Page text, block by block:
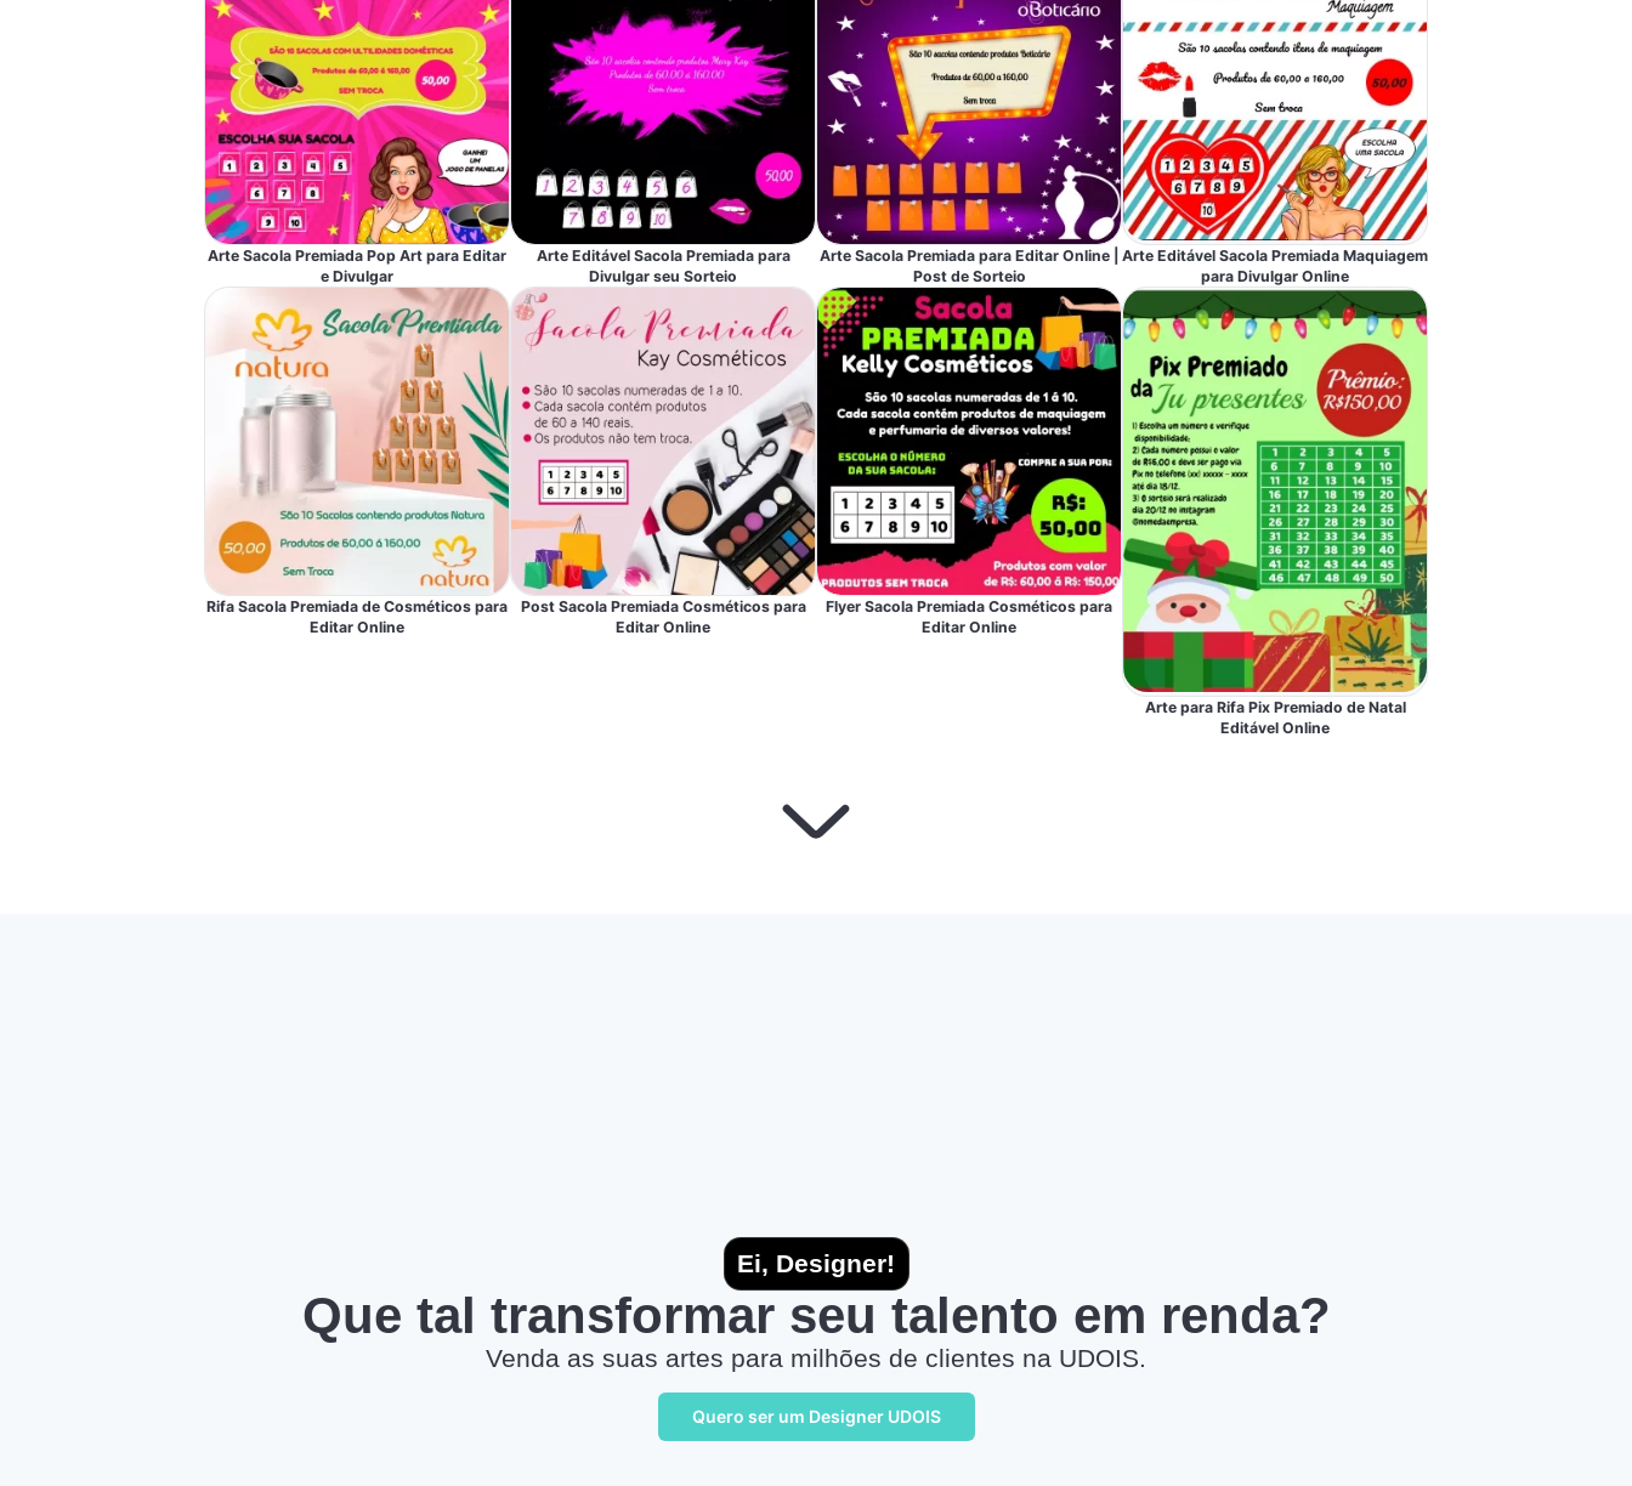
Arte Sacola Premiada Pop Art para Editar
e Divulgar
Rifa Sacola Premiada de Cosméticos para
Editar Online
Arte Editável Sacola Premiada para
Divulgar seu Sorteio
Post Sacola Premiada Cosméticos para
Editar Online
Arte Sacola Premiada para Editar Online |
Post de Sorteio
Flyer Sacola Premiada Cosméticos para
Editar Online
Arte Editável Sacola Premiada Maquiagem
para Divulgar Online
Arte para Rifa Pix Premiado de Natal
Editável Online
Ei, Designer!
Que tal transformar seu talento em renda?
Venda as suas artes para milhões de clientes na UDOIS.
Quero ser um Designer UDOIS